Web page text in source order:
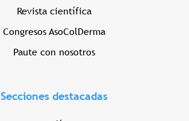
Revista científica
Congresos AsoColDerma
Paute con nosotros
Secciones destacadas